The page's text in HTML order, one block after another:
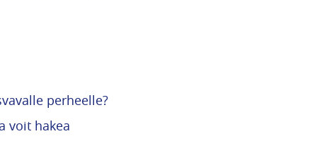
perheelle?
voit hakea